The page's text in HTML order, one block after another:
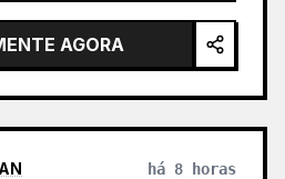
AGORA
há 8 horas